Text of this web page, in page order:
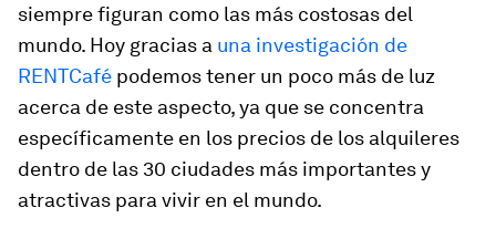
siempre figuran como las más costosas del
mundo. Hoy gracias a una investigación de
RENTCafé podemos tener un poco más de luz
acerca de este aspecto, ya que se concentra
específicamente en los precios de los alquileres
dentro de las 30 ciudades más importantes y
atractivas para vivir en el mundo.